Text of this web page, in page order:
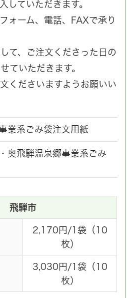
していただきます。
ォーム、電話、FAXで承り
て、ご注文くださった日の
ていただきます。
くださいますようお願いい
業系ごみ袋注文用紙
奥飛騨温泉郷事業系ごみ
飛騨市
2,170円/1袋（10
枚）
3,030円/1袋（10
枚）